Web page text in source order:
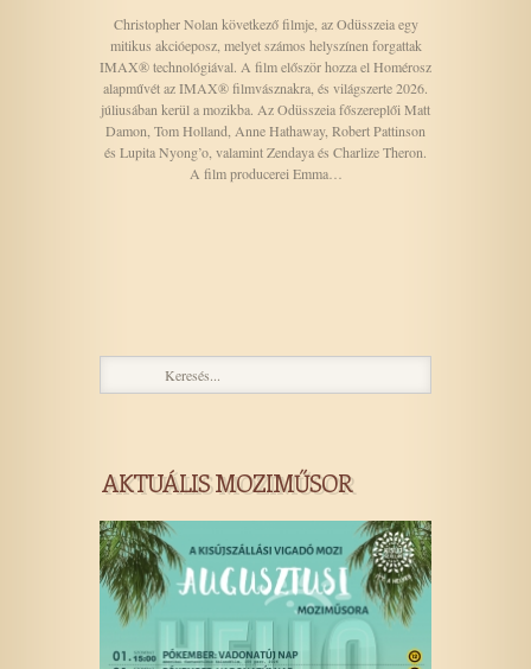
Christopher Nolan következő filmje, az Odüsszeia egy
mitikus akcióeposz, melyet számos helyszínen forgattak
IMAX® technológiával. A film először hozza el Homérosz
alapművét az IMAX® filmvásznakra, és világszerte 2026.
júliusában kerül a mozikba. Az Odüsszeia főszereplői Matt
Damon, Tom Holland, Anne Hathaway, Robert Pattinson
és Lupita Nyong’o, valamint Zendaya és Charlize Theron.
A film producerei Emma…
AKTUÁLIS MOZIMŰSOR